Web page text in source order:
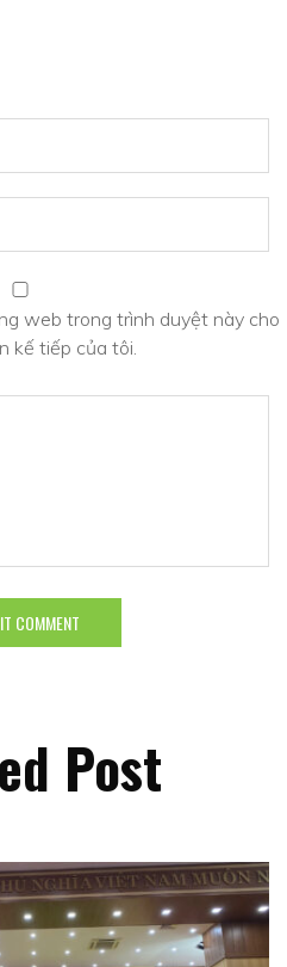
web trong trình duyệt này cho
kế tiếp của tôi.
Post